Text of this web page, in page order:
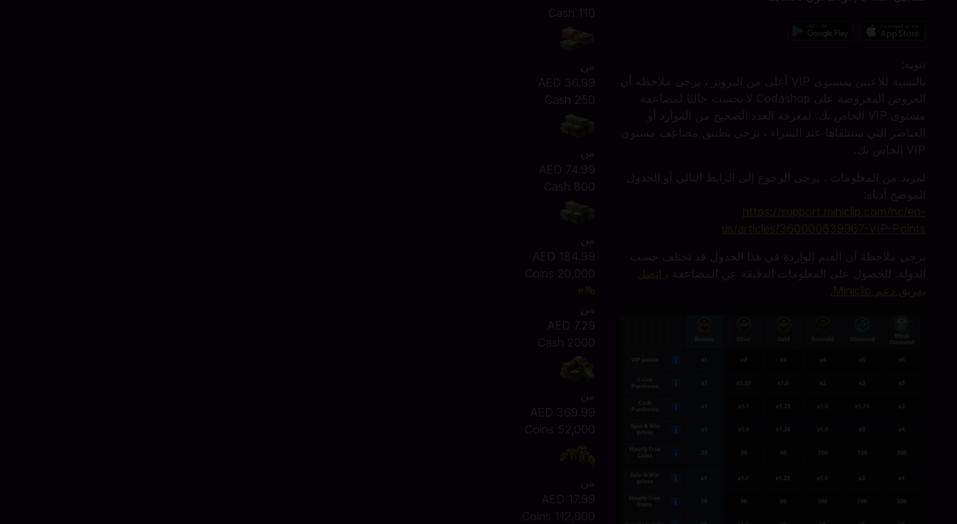
تنويه:
بالنسبة للاعبين بمستوى VIP أعلى من البرونز ، يرجى ملاحظة أن
العروض المعروضة على Codashop لا تحسب حاليًا لمضاعفة
مستوى VIP الخاص بك. لمعرفة العدد الصحيح من الموارد أو
العناصر التي ستتلقاها عند الشراء ، يرجى تطبيق مضاعف مستوى
VIP الخاص بك.
لمزيد من المعلومات ، يرجى الرجوع إلى الرابط التالي أو الجدول
الموضح أدناه:
https://support.miniclip.com/hc/en-
us/articles/360000639967-VIP-Points
يرجى ملاحظة أن القيم الواردة في هذا الجدول قد تختلف حسب
الدولة. للحصول على المعلومات الدقيقة عن المضاعفة ، اتصل
بفريق دعم Miniclip.
110 Cash
من
AED 36.99
250 Cash
من
AED 74.99
800 Cash
من
AED 184.99
20,000 Coins
من
AED 7.29
2000 Cash
من
AED 369.99
52,000 Coins
من
AED 17.99
112,000 Coins